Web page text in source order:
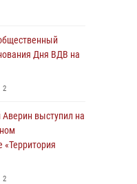
Дня ВДВ на
2
выступил на
2